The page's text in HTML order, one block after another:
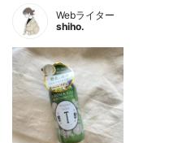
Webライター
shiho.